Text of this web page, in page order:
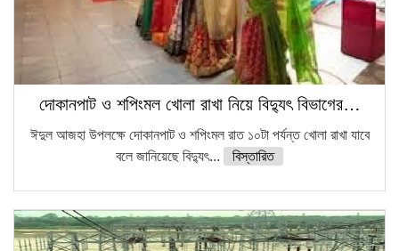
দোকানপাট ও শপিংমল খোলা রাখা নিয়ে বিদ্যুৎ বিভাগের…
ঈদুল আজহা উপলক্ষে দোকানপাট ও শপিংমল রাত ১০টা পর্যন্ত খোলা রাখা যাবে
বলে জানিয়েছে বিদ্যুৎ...
বিস্তারিত